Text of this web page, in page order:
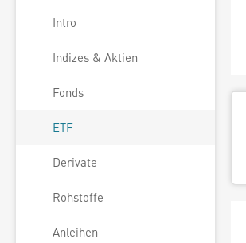
Intro
Indizes & Aktien
Fonds
ETF
Derivate
Rohstoffe
Anleihen